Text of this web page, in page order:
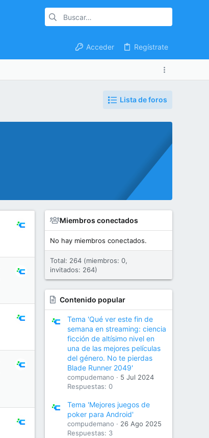
Acceder Regístrate
Lista de foros
Miembros conectados
No hay miembros conectados.
Total: 264 (miembros: 0,
invitados: 264)
Contenido popular
Tema 'Qué ver este fin de
semana en streaming: ciencia
ficción de altísimo nivel en
una de las mejores películas
del género. No te pierdas
Blade Runner 2049'
compudemano
5 Jul 2024
Respuestas: 0
Tema 'Mejores juegos de
poker para Android'
compudemano
26 Ago 2025
Respuestas: 3